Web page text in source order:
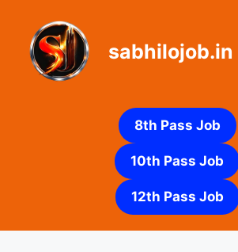
content
sabhilojob.in
8th Pass Job
10th Pass Job
12th Pass Job